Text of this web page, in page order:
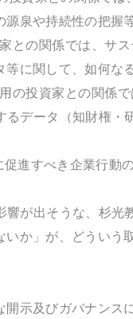
源泉や持続性の把
との関係では、サ
等に関して、如何な
の投資家との関係
るデータ（知財権
進すべき企業行動
響が出そうな、杉光
か」が、どういう
開示及びガバナン